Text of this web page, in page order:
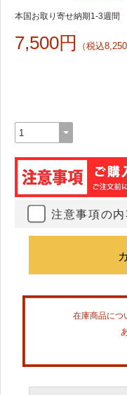
本国お取り寄せ納期1-3週間
7,500円 （税込8,250
注意事項の
在庫商品につ